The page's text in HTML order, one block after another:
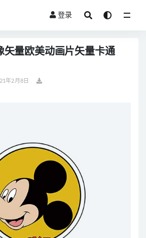
登录
矢量欧美动画片矢量卡通
年2月8日